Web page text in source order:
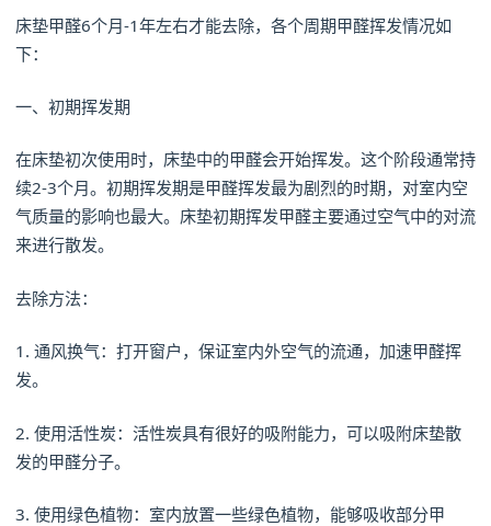
床垫甲醛6个月-1年左右才能去除，各个周期甲醛挥发情况如
下：
一、初期挥发期
在床垫初次使用时，床垫中的甲醛会开始挥发。这个阶段通常持
续2-3个月。初期挥发期是甲醛挥发最为剧烈的时期，对室内空
气质量的影响也最大。床垫初期挥发甲醛主要通过空气中的对流
来进行散发。
去除方法：
1. 通风换气：打开窗户，保证室内外空气的流通，加速甲醛挥
发。
2. 使用活性炭：活性炭具有很好的吸附能力，可以吸附床垫散
发的甲醛分子。
3. 使用绿色植物：室内放置一些绿色植物，能够吸收部分甲